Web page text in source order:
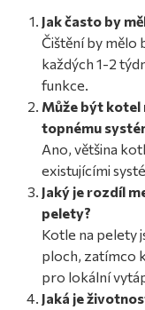
Jak často by
Čištění by mělo
každých 1-2
funkce.
Může být kotel
topnému
Ano, většina
existujícími
Jaký je rozdíl
pelety?
Kotle na pelety
ploch, zatímco
pro lokální
Jaká je